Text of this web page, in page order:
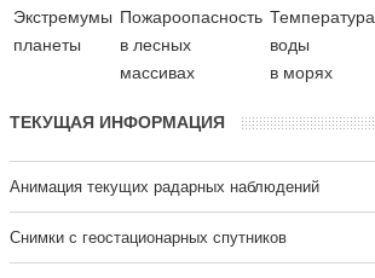
Экстремумы
планеты
Пожароопасность
в лесных
массивах
Температура
воды
в морях
ТЕКУЩАЯ ИНФОРМАЦИЯ
Анимация текущих радарных наблюдений
Cнимки с геостационарных спутников